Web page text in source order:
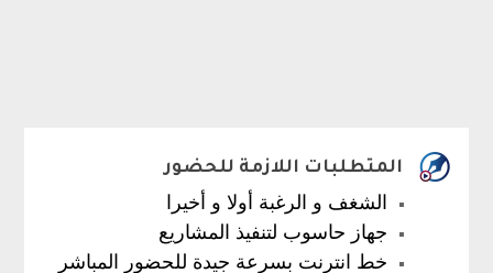
المتطلبات اللازمة للحضور
الشغف و الرغبة أولا و أخيرا
جهاز حاسوب لتنفيذ المشاريع
خط انترنت بسرعة جيدة للحضور المباشر